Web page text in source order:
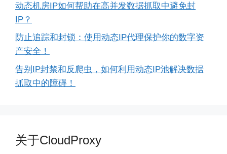
动态机房IP如何帮助在高并发数据抓取中避免封
IP？
防止追踪和封锁：使用动态IP代理保护你的数字资
产安全！
告别IP封禁和反爬虫，如何利用动态IP池解决数据
抓取中的障碍！
关于CloudProxy